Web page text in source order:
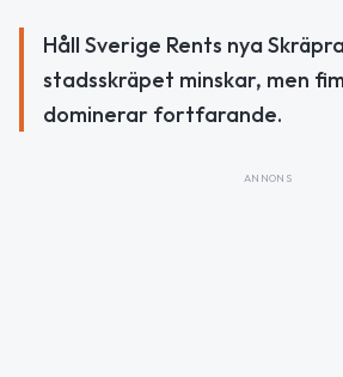
Håll Sverige Rents nya
stadsskräpet minskar, men
dominerar fortfarande.
ANNONS